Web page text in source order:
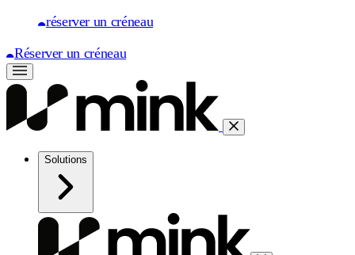
réserver un créneau
Réserver un créneau
Solutions